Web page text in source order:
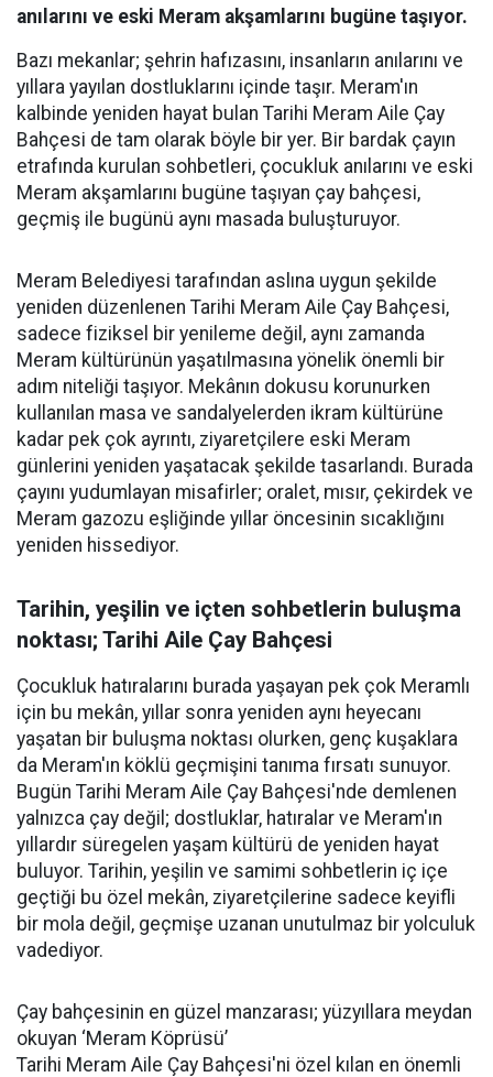
anılarını ve eski Meram akşamlarını bugüne taşıyor.
Bazı mekanlar; şehrin hafızasını, insanların anılarını ve
yıllara yayılan dostluklarını içinde taşır. Meram'ın
kalbinde yeniden hayat bulan Tarihi Meram Aile Çay
Bahçesi de tam olarak böyle bir yer. Bir bardak çayın
etrafında kurulan sohbetleri, çocukluk anılarını ve eski
Meram akşamlarını bugüne taşıyan çay bahçesi,
geçmiş ile bugünü aynı masada buluşturuyor.
Meram Belediyesi tarafından aslına uygun şekilde
yeniden düzenlenen Tarihi Meram Aile Çay Bahçesi,
sadece fiziksel bir yenileme değil, aynı zamanda
Meram kültürünün yaşatılmasına yönelik önemli bir
adım niteliği taşıyor. Mekânın dokusu korunurken
kullanılan masa ve sandalyelerden ikram kültürüne
kadar pek çok ayrıntı, ziyaretçilere eski Meram
günlerini yeniden yaşatacak şekilde tasarlandı. Burada
çayını yudumlayan misafirler; oralet, mısır, çekirdek ve
Meram gazozu eşliğinde yıllar öncesinin sıcaklığını
yeniden hissediyor.
Tarihin, yeşilin ve içten sohbetlerin buluşma
noktası; Tarihi Aile Çay Bahçesi
Çocukluk hatıralarını burada yaşayan pek çok Meramlı
için bu mekân, yıllar sonra yeniden aynı heyecanı
yaşatan bir buluşma noktası olurken, genç kuşaklara
da Meram'ın köklü geçmişini tanıma fırsatı sunuyor.
Bugün Tarihi Meram Aile Çay Bahçesi'nde demlenen
yalnızca çay değil; dostluklar, hatıralar ve Meram'ın
yıllardır süregelen yaşam kültürü de yeniden hayat
buluyor. Tarihin, yeşilin ve samimi sohbetlerin iç içe
geçtiği bu özel mekân, ziyaretçilerine sadece keyifli
bir mola değil, geçmişe uzanan unutulmaz bir yolculuk
vadediyor.
Çay bahçesinin en güzel manzarası; yüzyıllara meydan
okuyan ‘Meram Köprüsü’
Tarihi Meram Aile Çay Bahçesi'ni özel kılan en önemli